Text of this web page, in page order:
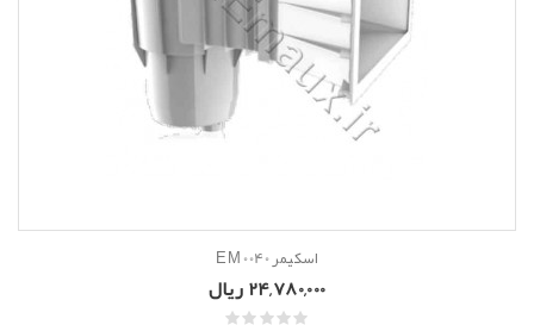
اسکیمر EM 0040
24,780,000 ریال